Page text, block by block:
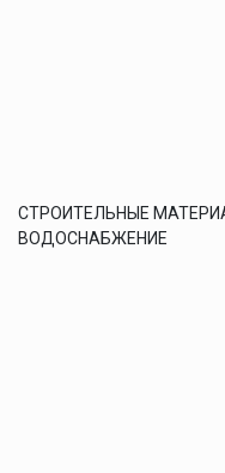
СТРОИТЕЛЬНЫЕ
ВОДОСНАБЖЕНИЕ